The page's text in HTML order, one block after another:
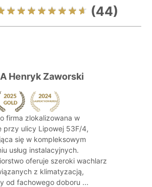
(44)
Henryk Zaworski
firma zlokalizowana w
przy ulicy Lipowej 53F/4,
się w kompleksowym
usług instalacyjnych.
oferuje szeroki wachlarz
z klimatyzacją,
od fachowego doboru ...